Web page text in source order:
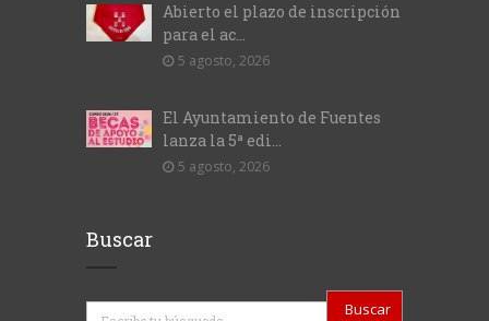
Abierto el plazo de inscripción
para el ac...
5 agosto, 2026
El Ayuntamiento de Fuentes
lanza la 5ª edi...
5 agosto, 2026
Buscar
Buscar